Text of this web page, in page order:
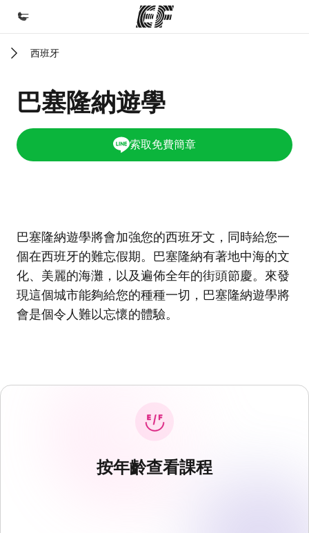
課程
查看所有EF提供的課程
辦公室
公司資訊
徵才
加入我們
西班牙
巴塞隆納遊學
索取免費簡章
巴塞隆納遊學將會加強您的西班牙文，同時給您一
個在西班牙的難忘假期。巴塞隆納有著地中海的文
化、美麗的海灘，以及遍佈全年的街頭節慶。來發
現這個城市能夠給您的種種一切，巴塞隆納遊學將
會是個令人難以忘懷的體驗。
按年齡查看課程